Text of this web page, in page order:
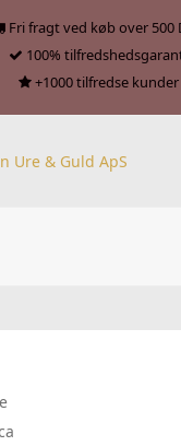
Fri fragt ved køb over 500
100%
+1000 tilfredse kunder